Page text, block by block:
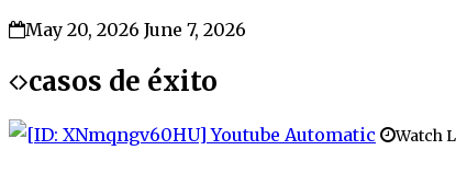
May 20, 2026 June 7, 2026
casos de éxito
Watch